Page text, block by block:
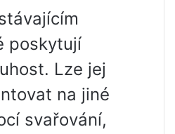
poskytují
Lze jej
na jiné
svařování,